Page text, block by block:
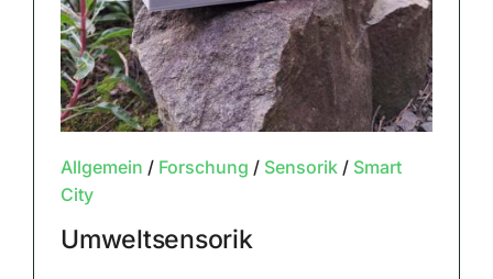
Allgemein / Forschung / Sensorik/ Smart
City
Umweltsensorik